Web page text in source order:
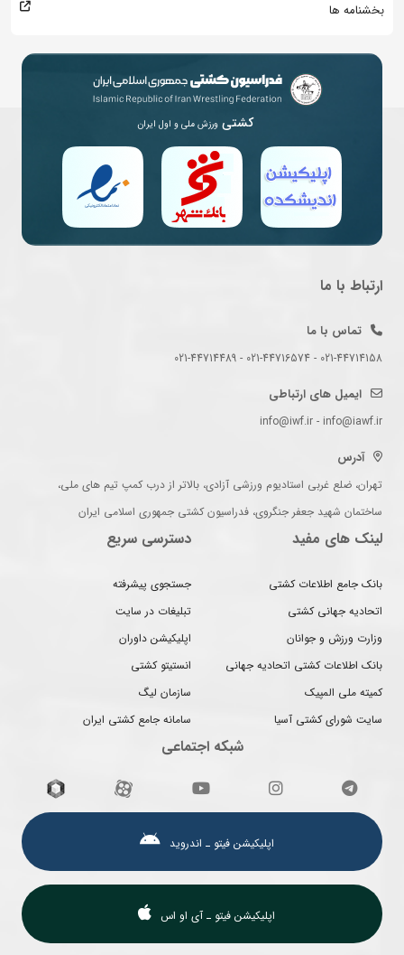
بخشنامه ها
کشتی ورزش ملی و اول ایران
ارتباط با ما
تماس با ما
021-44714158 - 021-44716574 - 021-44714489
ایمیل های ارتباطی
info@iwf.ir - info@iawf.ir
آدرس
تهران، ضلع غربی استادیوم ورزشی آزادی، بالاتر از درب کمپ تیم های ملی،
ساختمان شهید جعفر جنگروی، فدراسیون کشتی جمهوری اسلامی ایران
لینک های مفید
بانک جامع اطلاعات کشتی
اتحادیه جهانی کشتی
وزارت ورزش و جوانان
بانک اطلاعات کشتی اتحادیه جهانی
کمیته ملی المپیک
سایت شورای کشتی آسیا
دسترسی سریع
جستجوی پیشرفته
تبلیغات در سایت
اپلیکیشن داوران
انستیتو کشتی
سازمان لیگ
سامانه جامع کشتی ایران
شبکه اجتماعی
اپلیکیشن فیتو ـ اندروید
اپلیکیشن فیتو ـ آی او اس